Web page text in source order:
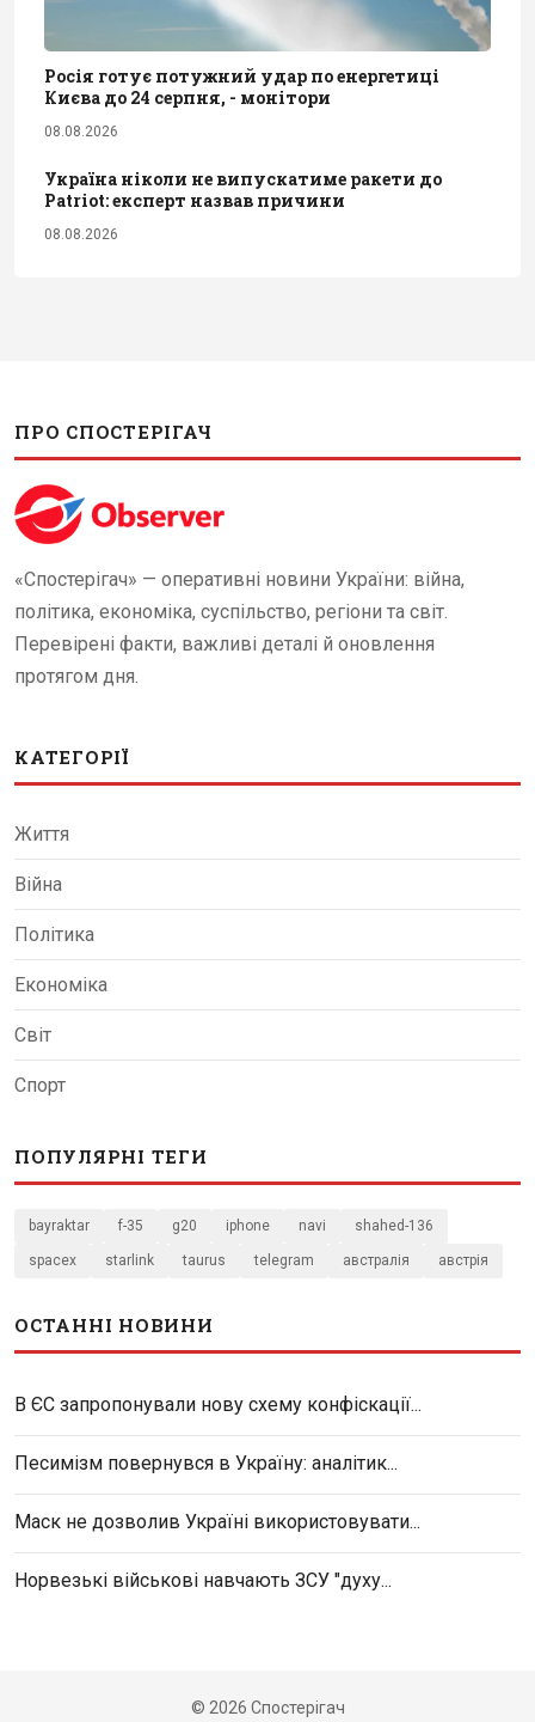
Росія готує потужний удар по енергетиці
Києва до 24 серпня, - монітори
08.08.2026
Україна ніколи не випускатиме ракети до
Patriot: експерт назвав причини
08.08.2026
ПРО СПОСТЕРІГАЧ
«Спостерігач» — оперативні новини України: війна,
політика, економіка, суспільство, регіони та світ.
Перевірені факти, важливі деталі й оновлення
протягом дня.
КАТЕГОРІЇ
Життя
Війна
Політика
Економіка
Світ
Спорт
ПОПУЛЯРНІ ТЕГИ
bayraktar f-35 g20 iphone navi shahed-136
spacex starlink taurus telegram австралія австрія
ОСТАННІ НОВИНИ
В ЄС запропонували нову схему конфіскації...
Песимізм повернувся в Україну: аналітик...
Маск не дозволив Україні використовувати...
Норвезькі військові навчають ЗСУ "духу...
© 2026 Спостерігач